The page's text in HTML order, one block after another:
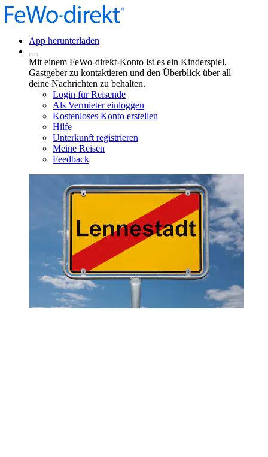
App herunterladen
Mit einem FeWo-direkt-Konto ist es ein Kinderspiel,
Gastgeber zu kontaktieren und den Überblick über all
deine Nachrichten zu behalten.
Login für Reisende
Als Vermieter einloggen
Kostenloses Konto erstellen
Hilfe
Unterkunft registrieren
Meine Reisen
Feedback